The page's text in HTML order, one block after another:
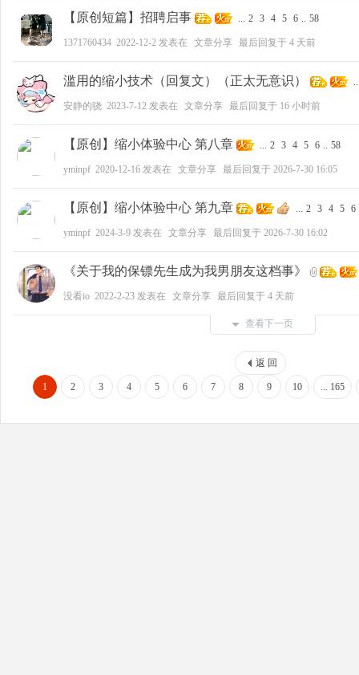
【原创短篇】招聘启事 ... 2 3 4 5 6 .. 58
1371760434 2022-12-2 发表在 文章分享 最后回复于 4 天前
滥用的缩小技术（回复文）（正太无意识）
安静的骁 2023-7-12 发表在 文章分享 最后回复于 16 小时前
【原创】缩小体验中心 第八章 ... 2 3 4 5 6 .. 58
yminpf 2020-12-16 发表在 文章分享 最后回复于 2026-7-30 16:05
【原创】缩小体验中心 第九章 ... 2 3 4 5 6
yminpf 2024-3-9 发表在 文章分享 最后回复于 2026-7-30 16:02
《关于我的保镖先生成为我男朋友这档事》
没看io 2022-2-23 发表在 文章分享 最后回复于 4 天前
查看下一页
返 回
1 2 3 4 5 6 7 8 9 10 ... 165